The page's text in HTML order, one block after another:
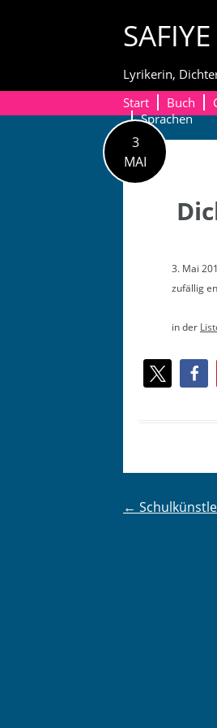
Lyrikerin,
Start
Buch
Sprachen
3
MAI
3. Mai
zufäl­lig
in der
Post
←